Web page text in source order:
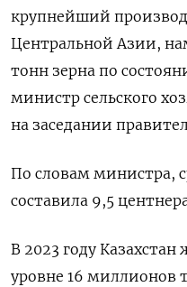
крупнейший
Центральной Азии,
тонн зерна по
министр сельского
на заседании
По словам министра,
составила 9,5
В 2023 году
уровне 16 миллионов